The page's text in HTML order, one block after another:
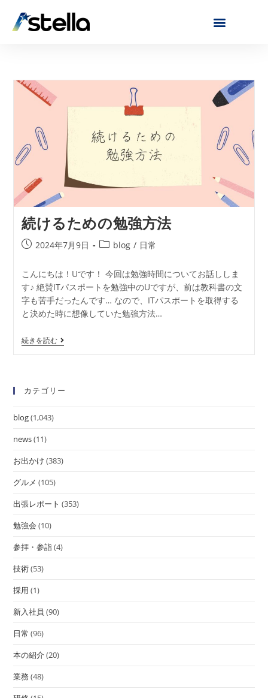
続けるための勉強方法
2024年7月9日 blog / 日常
こんにちは！Uです！ 今回は勉強時間についてお話ししま
す♪ 絶賛ITパスポートを勉強中のUですが、前は教科書の文
字も苦手だったんです… なので、ITパスポートを取得する
と決めた時に想像していた勉強方法…
続きを読む
カテゴリー
blog(1,043)
news(11)
お出かけ (383)
グルメ (105)
出張レポート (353)
勉強会 (10)
参拝・参詣(4)
技術(53)
採用 (1)
新入社員 (90)
日常 (96)
本の紹介(20)
業務(48)